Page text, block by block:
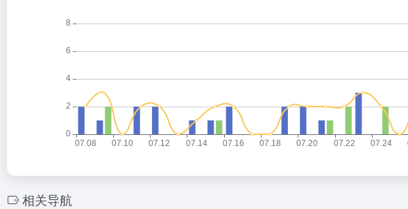
相关导航